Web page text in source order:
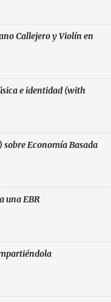
Callejero y Violín en
e identidad (with
Economía Basada
una EBR